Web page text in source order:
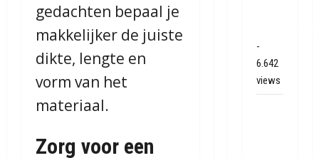
gedachten bepaal je
makkelijker de juiste
dikte, lengte en
vorm van het
materiaal.
Zorg voor een
-
6.642
views